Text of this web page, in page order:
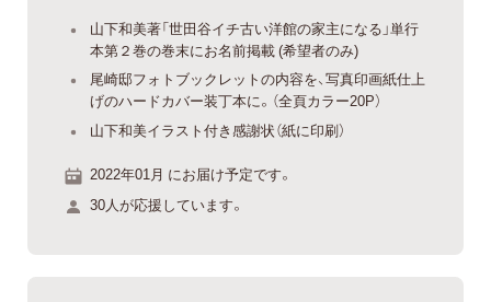
山下和美著「世田谷イチ古い洋館の家主になる」単行
本第２巻の巻末にお名前掲載 (希望者のみ)
尾崎邸フォトブックレットの内容を、写真印画紙仕上
げのハードカバー装丁本に。（全頁カラー20P）
山下和美イラスト付き感謝状（紙に印刷）
2022年01月 にお届け予定です。
30人が応援しています。